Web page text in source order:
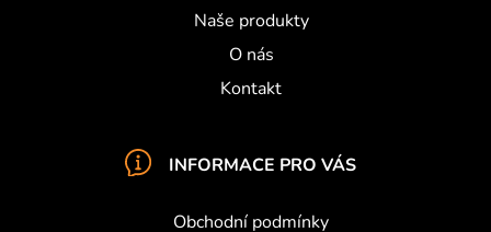
Naše produkty
O nás
Kontakt
INFORMACE PRO VÁS
Obchodní podmínky